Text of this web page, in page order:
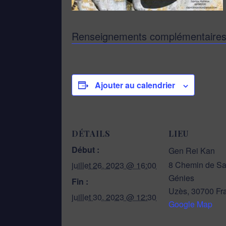
Renseignements complémentaires
Ajouter au calendrier
DÉTAILS
Début :
juillet 26, 2023 @ 16:00
Fin :
juillet 30, 2023 @ 12:30
LIEU
Gen Rei Kan
8 Chemin de
Génies
Uzès, 30700
Google Map